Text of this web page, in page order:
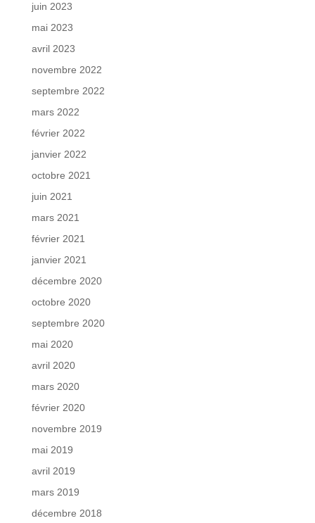
juin 2023
mai 2023
avril 2023
novembre 2022
septembre 2022
mars 2022
février 2022
janvier 2022
octobre 2021
juin 2021
mars 2021
février 2021
janvier 2021
décembre 2020
octobre 2020
septembre 2020
mai 2020
avril 2020
mars 2020
février 2020
novembre 2019
mai 2019
avril 2019
mars 2019
décembre 2018